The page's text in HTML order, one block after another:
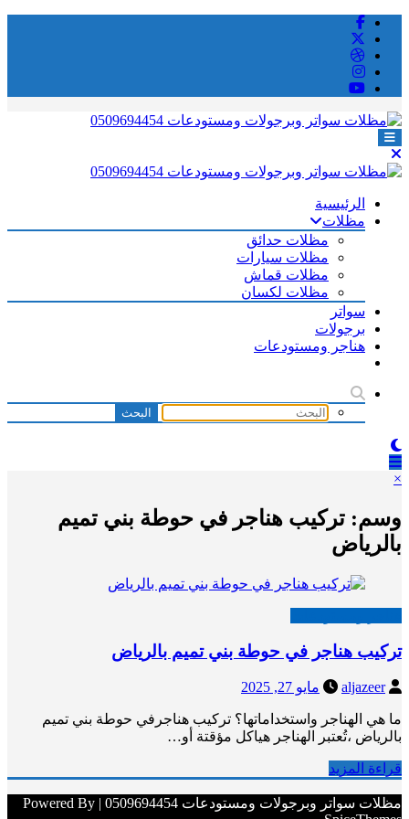
التجاوز
المحتوى
الرئيسية
مظلات
مظلات حدائق
مظلات سيارات
مظلات قماش
مظلات لكسان
سواتر
برجولات
هناجر ومستودعات
×
وسم: تركيب هناجر في حوطة بني تميم
بالرياض
تركيب هناجر في حوطة بني تميم بالرياض
aljazeer مايو 27, 2025
ما هي الهناجر واستخداماتها؟ تركيب هناجرفي حوطة بني تميم
بالرياض ،تُعتبر الهناجر هياكل مؤقتة أو…
قراءة المزيد
مظلات سواتر وبرجولات ومستودعات 0509694454 | Powered By